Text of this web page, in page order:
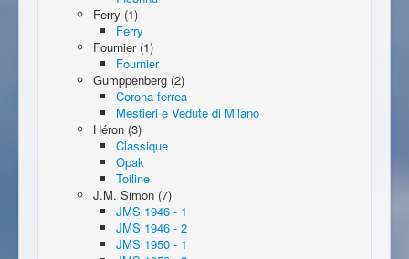
Ferry (1)
Ferry
Fournier (1)
Fournier
Gumppenberg (2)
Corona ferrea
Mestieri e Vedute di Milano
Héron (3)
Classique
Opak
Toiline
J.M. Simon (7)
JMS 1946 - 1
JMS 1946 - 2
JMS 1950 - 1